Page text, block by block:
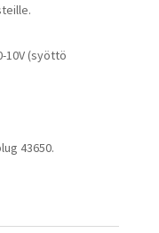
10V (syöttö
43650.